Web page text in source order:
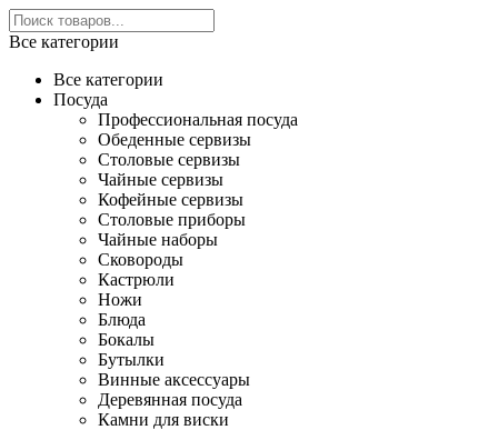
Все категории
Все категории
Посуда
Профессиональная посуда
Обеденные сервизы
Столовые сервизы
Чайные сервизы
Кофейные сервизы
Столовые приборы
Чайные наборы
Сковороды
Кастрюли
Ножи
Блюда
Бокалы
Бутылки
Винные аксессуары
Деревянная посуда
Камни для виски